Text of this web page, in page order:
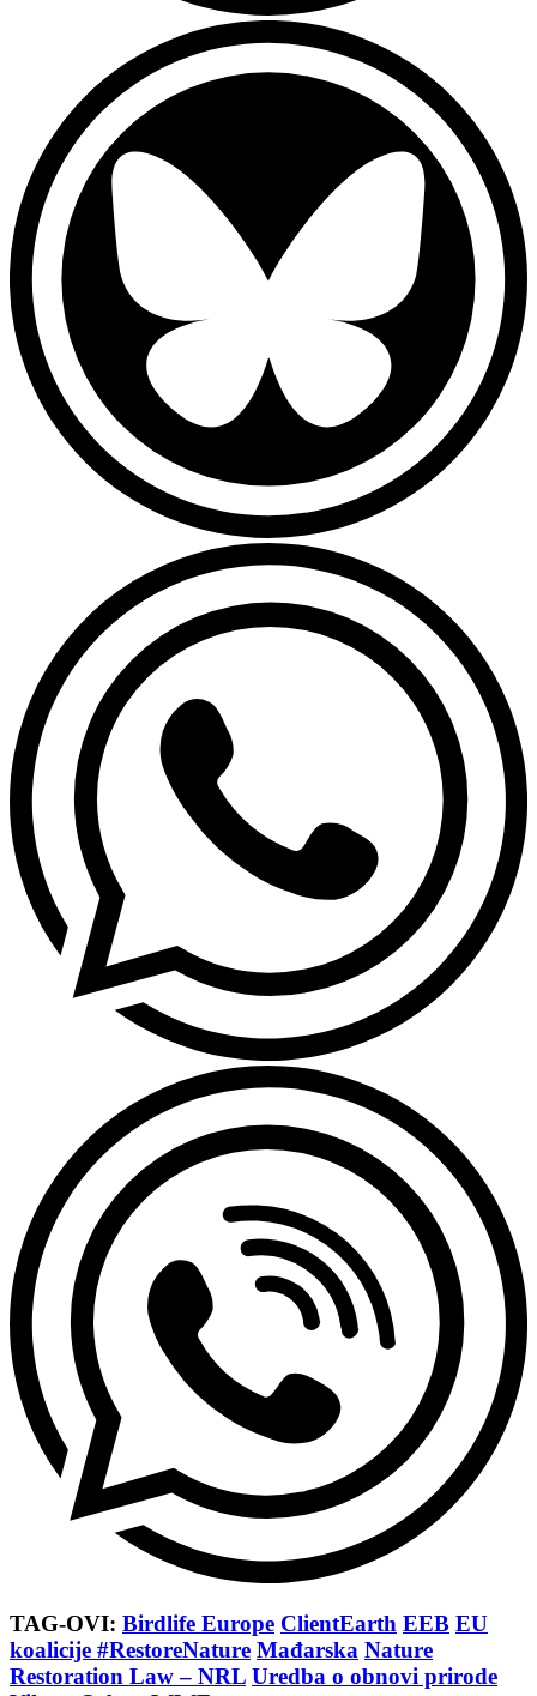
TAG-OVI: Birdlife Europe ClientEarth EEB EU
koalicije #RestoreNature Mađarska Nature
Restoration Law – NRL Uredba o obnovi prirode